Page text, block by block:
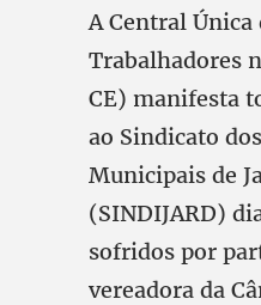
A Central Única
Trabalhadores
CE) manifesta
ao Sindicato
Municipais de
(SINDIJARD)
sofridos por
vereadora da